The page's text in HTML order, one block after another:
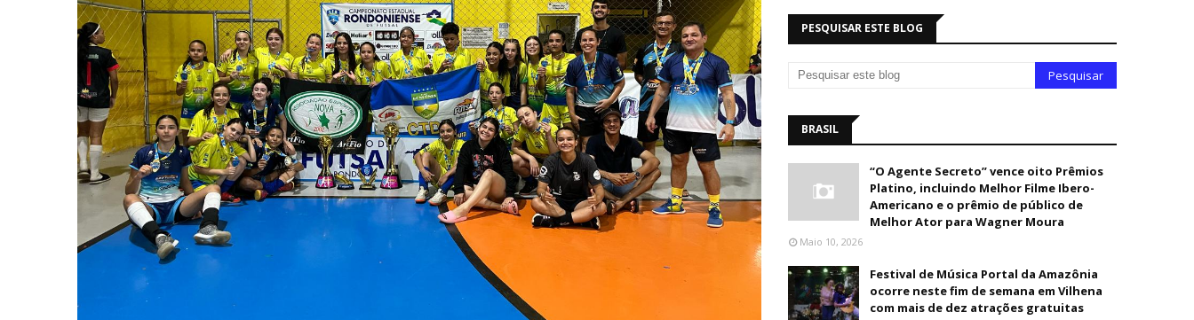
PESQUISAR ESTE BLOG
BRASIL
“O Agente Secreto” vence oito Prêmios
Platino, incluindo Melhor Filme Ibero-
Americano e o prêmio de público de
Melhor Ator para Wagner Moura
Maio 10, 2026
Festival de Música Portal da Amazônia
ocorre neste fim de semana em Vilhena
com mais de dez atrações gratuitas